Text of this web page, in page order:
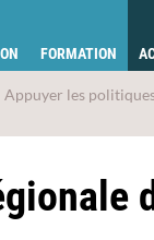
FORMATION
Appuyer les